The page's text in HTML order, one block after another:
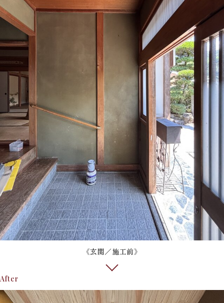
《玄関／施工前》
After